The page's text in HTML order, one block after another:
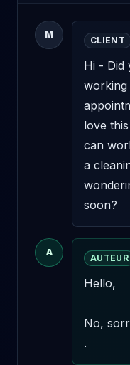
M
CLIENT
Hi - Did
working
love
can
a
soon?
A
AUTEUR
Hello,
No,
.